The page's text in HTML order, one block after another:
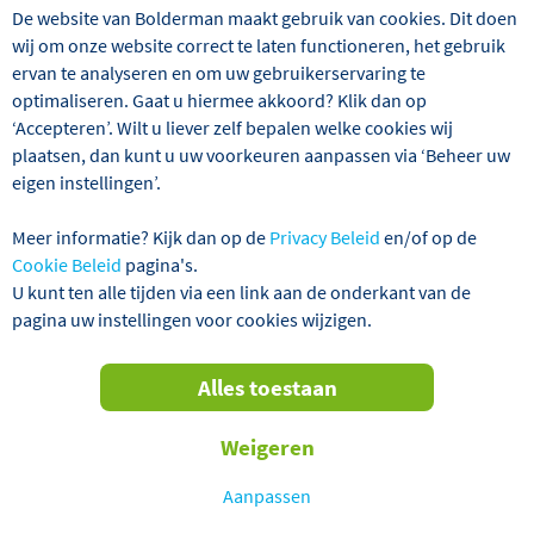
AANBIEDING! VERTREKGARANTIES!
Selemat Datang! Welkom in Indonesië. Deze bestemming
is voor veel reizigers synoniem met een rijk koloniaal
Maar de archipel heeft veel meer te bieden! Tijdens deze
zeer complete en authentieke rondreis door Java en Bali
verschillende werelden. Op het grote, veelzijdige Java
zien we de beroemde Borobudur- en Prambanan-tempels
en kunnen we de Bromo-vulkaan ontdekken. Duik in de
De website van Bolderman maakt gebruik van cookies. Dit doen
wij om onze website correct te laten functioneren, het gebruik
ervan te analyseren en om uw gebruikerservaring te
optimaliseren. Gaat u hiermee akkoord? Klik dan op
‘Accepteren’. Wilt u liever zelf bepalen welke cookies wij
plaatsen, dan kunt u uw voorkeuren aanpassen via ‘Beheer uw
eigen instellingen’.
Meer informatie? Kijk dan op de Privacy Beleid en/of op de
Cookie Beleid pagina's.
U kunt ten alle tijden via een link aan de onderkant van de
pagina uw instellingen voor cookies wijzigen.
Aanpassen
Weigeren
Alles toestaan